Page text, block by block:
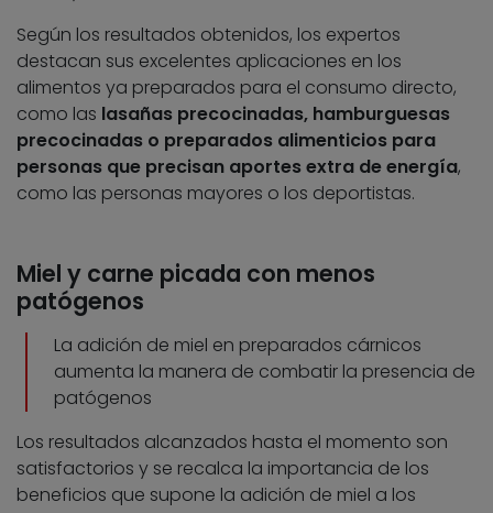
Según los resultados obtenidos, los expertos
destacan sus excelentes aplicaciones en los
alimentos ya preparados para el consumo directo,
como las lasañas precocinadas, hamburguesas
precocinadas o preparados alimenticios para
personas que precisan aportes extra de energía,
como las personas mayores o los deportistas.
Miel y carne picada con menos
patógenos
La adición de miel en preparados cárnicos
aumenta la manera de combatir la presencia de
patógenos
Los resultados alcanzados hasta el momento son
satisfactorios y se recalca la importancia de los
beneficios que supone la adición de miel a los